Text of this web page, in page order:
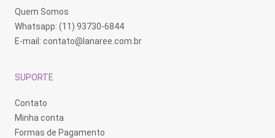
Quem Somos
Whatsapp: (11) 93730-6844
E-mail: contato@lanaree.com.br
SUPORTE
Contato
Minha conta
Formas de Pagamento